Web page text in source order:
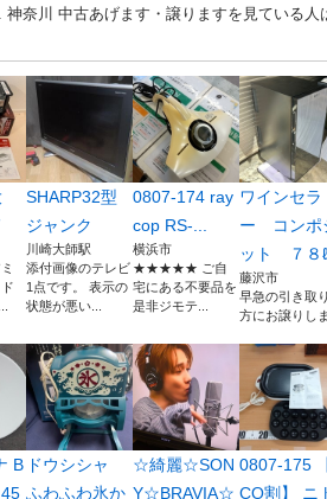
神奈川 中古あげます・譲りますを見ている人
SHARP32型
ジャンク
川崎大師駅
添付画像のテレビ
1点です。 表示の
状態が悪い...
0807-174 ray
cop RS-...
横浜市
★★★★★ ご自
宅にある不要品を
是非ジモテ...
ワインセラ
ー コンポ
ット ７８ℓ
藤沢市
早急の引き取
方にお譲りし
B ドウシシャ
ふわふわ氷か
☆綺麗☆SON
Y☆BRAVIA☆
0807-175
CO割】 ニ